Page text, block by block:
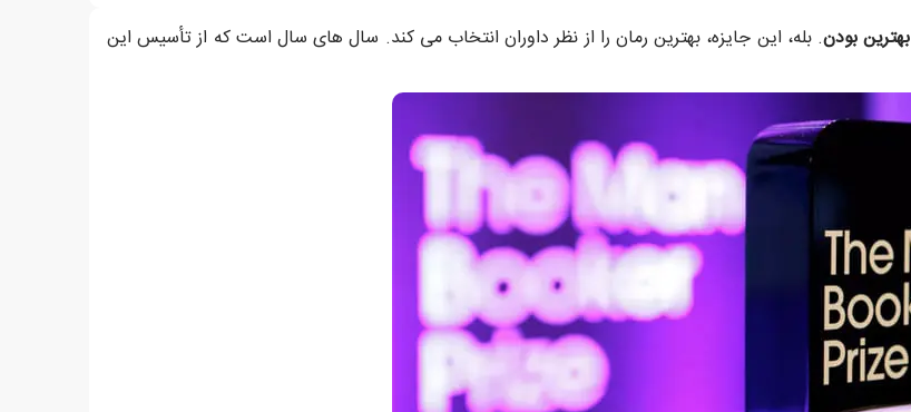
بهترین بودن. بله، این جایزه، بهترین رمان را از نظر داوران انتخاب می کند. سال های سال است که از تأسیس این